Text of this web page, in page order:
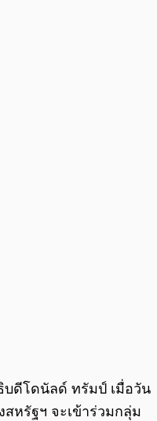
บดีโดนัลด์ ทรัมป์ เมื่อวัน
หรัฐฯ จะเข้าร่วมกลุ่ม